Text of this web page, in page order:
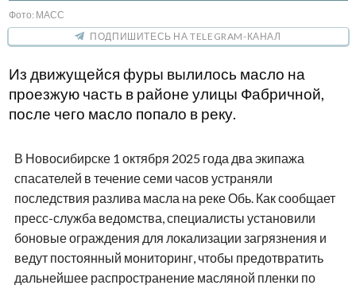
Фото: МАСС
ПОДПИШИТЕСЬ НА TELEGRAM-КАНАЛ
Из движущейся фуры вылилось масло на
проезжую часть в районе улицы Фабричной,
после чего масло попало в реку.
В Новосибирске 1 октября 2025 года два экипажа
спасателей в течение семи часов устраняли
последствия разлива масла на реке Обь. Как сообщает
пресс-служба ведомства, специалисты установили
боновые ограждения для локализации загрязнения и
ведут постоянный мониторинг, чтобы предотвратить
дальнейшее распространение масляной пленки по